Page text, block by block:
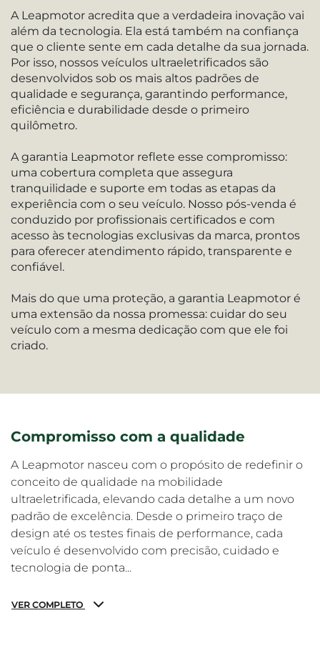
A Leapmotor acredita que a verdadeira inovação vai
além da tecnologia. Ela está também na confiança
que o cliente sente em cada detalhe da sua jornada.
Por isso, nossos veículos ultraeletrificados são
desenvolvidos sob os mais altos padrões de
qualidade e segurança, garantindo performance,
eficiência e durabilidade desde o primeiro
quilômetro.
A garantia Leapmotor reflete esse compromisso:
uma cobertura completa que assegura
tranquilidade e suporte em todas as etapas da
experiência com o seu veículo. Nosso pós-venda é
conduzido por profissionais certificados e com
acesso às tecnologias exclusivas da marca, prontos
para oferecer atendimento rápido, transparente e
confiável.
Mais do que uma proteção, a garantia Leapmotor é
uma extensão da nossa promessa: cuidar do seu
veículo com a mesma dedicação com que ele foi
criado.
Compromisso com a qualidade
A Leapmotor nasceu com o propósito de redefinir o
conceito de qualidade na mobilidade
ultraeletrificada, elevando cada detalhe a um novo
padrão de excelência. Desde o primeiro traço de
design até os testes finais de performance, cada
veículo é desenvolvido com precisão, cuidado e
tecnologia de ponta...
VER COMPLETO